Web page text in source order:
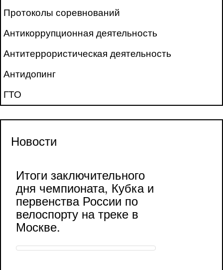
Протоколы соревнований
Антикоррупционная деятельность
Антитеррористическая деятельность
Антидопинг
ГТО
Новости
Итоги заключительного
дня чемпионата, Кубка и
первенства России по
велоспорту на треке в
Москве.